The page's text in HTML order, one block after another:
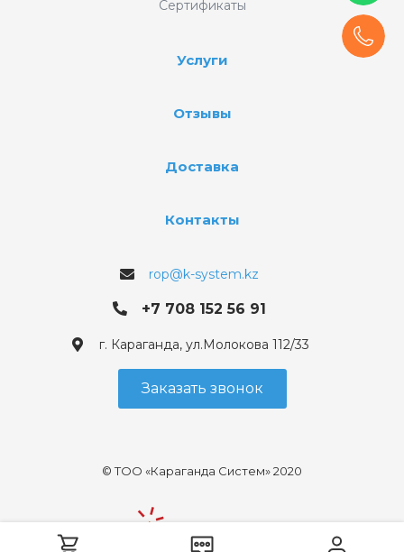
Сертификаты
Услуги
Отзывы
Доставка
Контакты
rop@k-system.kz
+7 708 152 56 91
г. Караганда, ул.Молокова 112/33
Заказать звонок
© ТОО «Караганда Систем» 2020